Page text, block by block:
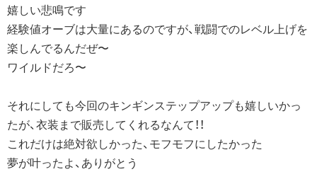
嬉しい悲鳴です
経験値オーブは大量にあるのですが、戦闘でのレベル上げを
楽しんでるんだぜ〜
ワイルドだろ〜
それにしても今回のキンギンステップアップも嬉しいかっ
たが、衣装まで販売してくれるなんて！！
これだけは絶対欲しかった、モフモフにしたかった
夢が叶ったよ、ありがとう